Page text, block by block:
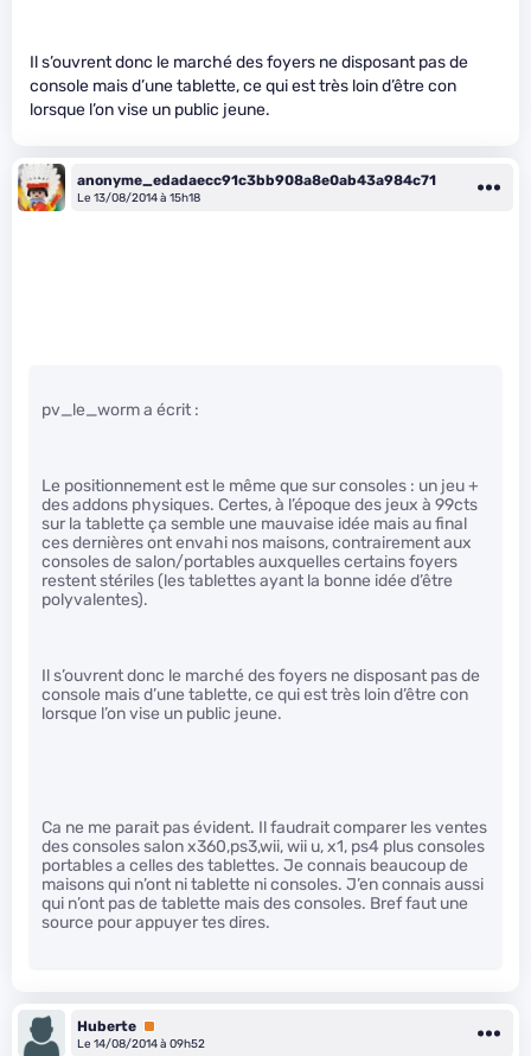
Il s’ouvrent donc le marché des foyers ne disposant pas de
console mais d’une tablette, ce qui est très loin d’être con
lorsque l’on vise un public jeune.
anonyme_edadaecc91c3bb908a8e0ab43a984c71
Le 13/08/2014 à 15h18
pv_le_worm a écrit :
Le positionnement est le même que sur consoles : un jeu +
des addons physiques. Certes, à l’époque des jeux à 99cts
sur la tablette ça semble une mauvaise idée mais au final
ces dernières ont envahi nos maisons, contrairement aux
consoles de salon/portables auxquelles certains foyers
restent stériles (les tablettes ayant la bonne idée d’être
polyvalentes).
Il s’ouvrent donc le marché des foyers ne disposant pas de
console mais d’une tablette, ce qui est très loin d’être con
lorsque l’on vise un public jeune.
Ca ne me parait pas évident. Il faudrait comparer les ventes
des consoles salon x360,ps3,wii, wii u, x1, ps4 plus consoles
portables a celles des tablettes. Je connais beaucoup de
maisons qui n’ont ni tablette ni consoles. J’en connais aussi
qui n’ont pas de tablette mais des consoles. Bref faut une
source pour appuyer tes dires.
Huberte Premium
Le 14/08/2014 à 09h52